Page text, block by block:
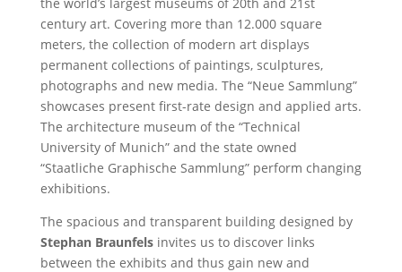
century art. Covering more than 12.000 square
meters, the collection of modern art displays
permanent collections of paintings, sculptures,
photographs and new media. The “Neue Sammlung”
showcases present first-rate design and applied arts.
The architecture museum of the “Technical
University of Munich” and the state owned
“Staatliche Graphische Sammlung” perform changing
exhibitions.
The spacious and transparent building designed by
Stephan Braunfelsinvites us to discover links
between the exhibits and thus gain new and